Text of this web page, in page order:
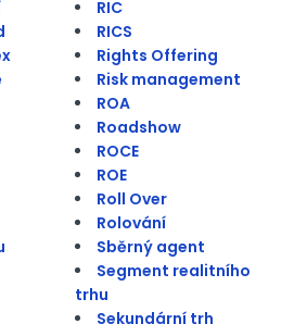
RIC
RICS
Rights Offering
Risk management
ROA
Roadshow
ROCE
ROE
Roll Over
Rolování
Sběrný agent
Segment realitního
trhu
Sekundární trh